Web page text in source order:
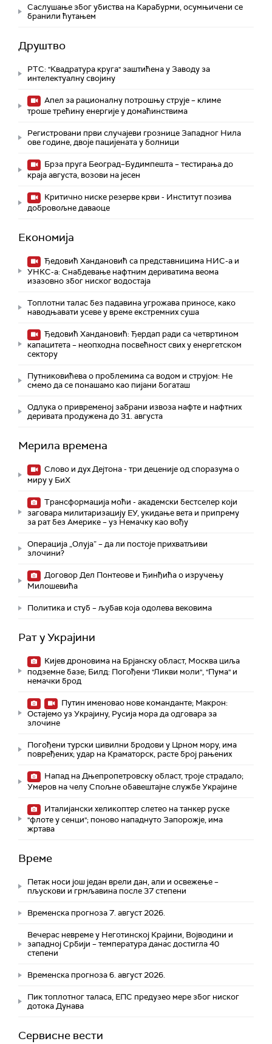
Саслушање због убиства на Карабурми, осумњичени се
бранили ћутањем
Друштво
РТС: "Квадратура круга" заштићена у Заводу за
интелектуалну својину
Апел за рационалну потрошњу струје – климе
троше трећину енергије у домаћинствима
Регистровани први случајеви грознице Западног Нила
ове године, двоје пацијената у болници
Брза пруга Београд–Будимпешта – тестирања до
краја августа, возови на јесен
Критично ниске резерве крви - Институт позива
добровољне даваоце
Економија
Ђедовић Хандановић са представницима НИС-а и
УНКС-а: Снабдевање нафтним дериватима веома
изазовно због ниског водостаја
Топлотни талас без падавина угрожава приносе, како
наводњавати усеве у време екстремних суша
Ђедовић Хандановић: Ђердап ради са четвртином
капацитета – неопходна посвећност свих у енергетском
сектору
Путниковићева о проблемима са водом и струјом: Не
смемо да се понашамо као пијани богаташ
Одлука о привременој забрани извоза нафте и нафтних
деривата продужена до 31. августа
Мерила времена
Слово и дух Дејтона - три деценије од споразума о
миру у БиХ
Трансформација моћи - академски бестселер који
заговара милитаризацију ЕУ, укидање вета и припрему
за рат без Америке – уз Немачку као вођу
Операција „Олуја” – да ли постоје прихватљиви
злочини?
Договор Дел Понтеове и Ђинђића о изручењу
Милошевића
Политика и стуб – љубав која одолева вековима
Рат у Украјини
Кијев дроновима на Брјанску област, Москва циља
подземне базе; Билд: Погођени "Ликви моли", "Пума" и
немачки брод
Путин именовао нове команданте; Макрон:
Остајемо уз Украјину, Русија мора да одговара за
злочине
Погођени турски цивилни бродови у Црном мору, има
повређених; удар на Краматорск, расте број рањених
Напад на Дњепропетровску област, троје страдалo;
Умеров на челу Спољне обавештајне службе Украјине
Италијански хеликоптер слетео на танкер руске
"флоте у сенци"; поново нападнуто Запорожје, има
жртава
Време
Петак носи још један врели дан, али и освежење –
пљускови и грмљавина после 37 степени
Временска прогноза 7. август 2026.
Вечерас невреме у Неготинској Крајини, Војводини и
западној Србији – температура данас достигла 40
степени
Временска прогноза 6. август 2026.
Пик топлотног таласа, ЕПС предузео мере због ниског
дотока Дунава
Сервисне вести